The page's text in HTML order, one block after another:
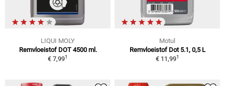
LIQUI MOLY
Remvloeistof DOT 4500 ml.
€ 7,991
Motul
Remvloeistof Dot 5.1, 0,5 L
€ 11,991